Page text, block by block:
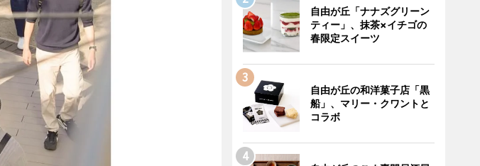
自由が丘「ナナズグリーン
ティー」、抹茶×イチゴの
春限定スイーツ
自由が丘の和洋菓子店「黒
船」、マリー・クワントと
コラボ